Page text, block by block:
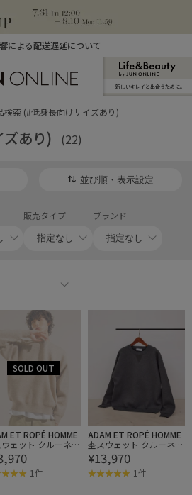
による配送遅延について
新しいキレイと出合うために。
検索 (#低身長向けサイズあり)
あり) (22)
並び順・表示設定
販売タイプ ブランド
ET ROPÉ HOMME
ェット クルーネッ
ットプルオーバー /
ーウエイト / ユニセ
1件
ADAM ET ROPÉ HOMME
杢スウェット クルーネッ
ク ニットプルオーバー /
ヘビーウエイト / ユニセ
ックス
¥13,970
1件